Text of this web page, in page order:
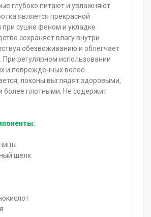
глубоко питают и увлажняют
является прекрасной
сушке феном и укладке
сохраняет влагу внутри
обезвоживанию и облегчает
При регулярном использовании
и поврежденных волос
локоны выглядят здоровыми,
более плотными. Не содержит
шелк